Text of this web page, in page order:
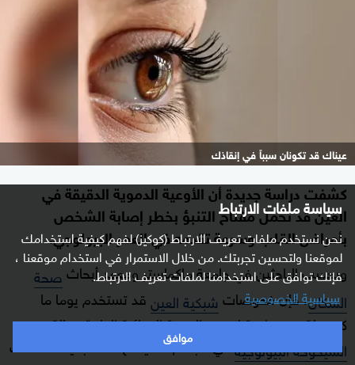
سياسة ملفات الارتباط
نحن نستخدم ملفات تعريف الارتباط (كوكيز) لفهم كيفية استخدامك
لموقعنا ولتحسين تجربتك. من خلال الاستمرار في استخدام موقعنا ،
فإنك توافق على استخدامنا لملفات تعريف الارتباط.
سياسية الخصوصية
موافق
عيناك قد تكونان سبباً في إنقاذك
كشفت دراسة جديدة أن الأوعية الدموية الدقيقة في
العين قد تحمل مفتاح التنبؤ بخطر إصابة الشخص
بأمراض القلب وسرعة تقدمه في العمر البيولوجي.
وبحسب الباحثين في جامعة ماكماستر ومعهد أبحاثصحة
السكان، فإن فحوصات شبكية العينقد تستخدم يوما ما
كوسيلة غير جراحية لتقييم الصحة الوعائية العامة وحالة
الشيخوخة البيولوجية في الجسم، ما يفتح آفاقا جديدة للكشف